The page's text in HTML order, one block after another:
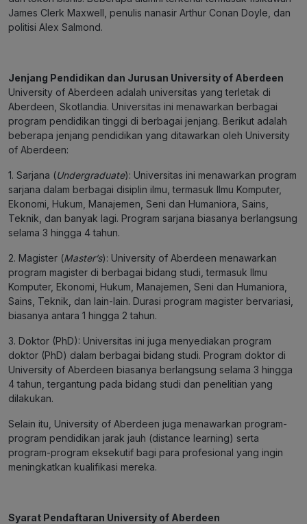
James Clerk Maxwell, penulis nanasir Arthur Conan Doyle, dan
politisi Alex Salmond.
Jenjang Pendidikan dan Jurusan University of Aberdeen
University of Aberdeen adalah universitas yang terletak di
Aberdeen, Skotlandia. Universitas ini menawarkan berbagai
program pendidikan tinggi di berbagai jenjang. Berikut adalah
beberapa jenjang pendidikan yang ditawarkan oleh University
of Aberdeen:
1. Sarjana (Undergraduate): Universitas ini menawarkan program
sarjana dalam berbagai disiplin ilmu, termasuk Ilmu Komputer,
Ekonomi, Hukum, Manajemen, Seni dan Humaniora, Sains,
Teknik, dan banyak lagi. Program sarjana biasanya berlangsung
selama 3 hingga 4 tahun.
2. Magister (Master’s): University of Aberdeen menawarkan
program magister di berbagai bidang studi, termasuk Ilmu
Komputer, Ekonomi, Hukum, Manajemen, Seni dan Humaniora,
Sains, Teknik, dan lain-lain. Durasi program magister bervariasi,
biasanya antara 1 hingga 2 tahun.
3. Doktor (PhD): Universitas ini juga menyediakan program
doktor (PhD) dalam berbagai bidang studi. Program doktor di
University of Aberdeen biasanya berlangsung selama 3 hingga
4 tahun, tergantung pada bidang studi dan penelitian yang
dilakukan.
Selain itu, University of Aberdeen juga menawarkan program-
program pendidikan jarak jauh (distance learning) serta
program-program eksekutif bagi para profesional yang ingin
meningkatkan kualifikasi mereka.
Syarat Pendaftaran University of Aberdeen